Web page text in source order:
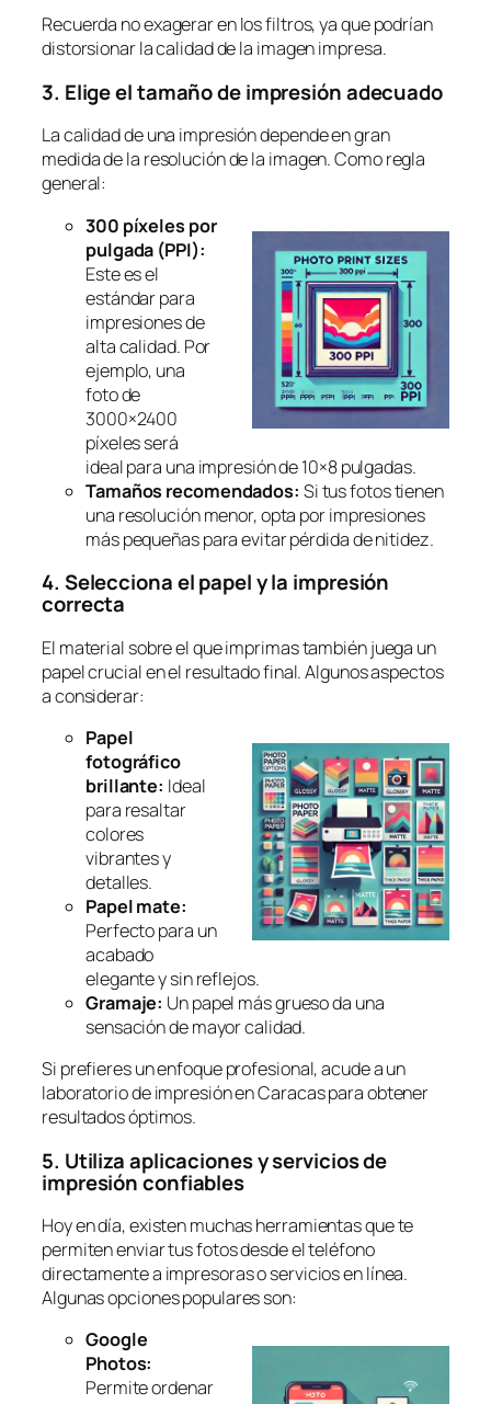
Recuerda no exagerar en los filtros, ya que podrían
distorsionar la calidad de la imagen impresa.
3. Elige el tamaño de impresión adecuado
La calidad de una impresión depende en gran
medida de la resolución de la imagen. Como regla
general:
300 píxeles por
pulgada (PPI):
Este es el
estándar para
impresiones de
alta calidad. Por
ejemplo, una
foto de
3000×2400
píxeles será
ideal para una impresión de 10×8 pulgadas.
Tamaños recomendados: Si tus fotos tienen
una resolución menor, opta por impresiones
más pequeñas para evitar pérdida de nitidez.
4. Selecciona el papel y la impresión
correcta
El material sobre el que imprimas también juega un
papel crucial en el resultado final. Algunos aspectos
a considerar:
Papel
fotográfico
brillante: Ideal
para resaltar
colores
vibrantes y
detalles.
Papel mate:
Perfecto para un
acabado
elegante y sin reflejos.
Gramaje: Un papel más grueso da una
sensación de mayor calidad.
Si prefieres un enfoque profesional, acude a un
laboratorio de impresión en Caracas para obtener
resultados óptimos.
5. Utiliza aplicaciones y servicios de
impresión confiables
Hoy en día, existen muchas herramientas que te
permiten enviar tus fotos desde el teléfono
directamente a impresoras o servicios en línea.
Algunas opciones populares son:
Google
Photos:
Permite ordenar